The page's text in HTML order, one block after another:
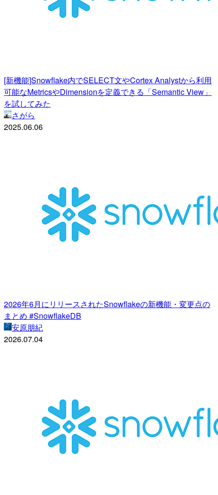
[新機能]Snowflake内でSELECT文やCortex Analystから利用
可能なMetricsやDimensionを定義できる「Semantic View」
を試してみた
さがら
2025.06.06
2026年6月にリリースされたSnowflakeの新機能・変更点の
まとめ #SnowflakeDB
安原朋紀
2026.07.04